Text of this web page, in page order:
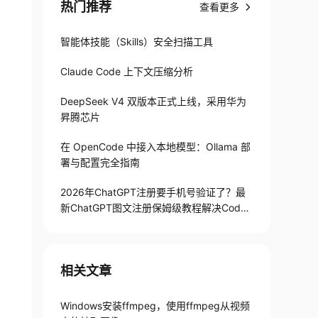
热门推荐 查看更多
智能体技能（Skills）安全扫描工具
Claude Code 上下文压缩分析
DeepSeek V4 双版本正式上线，采用华为
昇腾芯片
在 OpenCode 中接入本地模型：Ollama 部
署与配置完全指南
2026年ChatGPT注册要手机号验证了？最
新ChatGPT图文注册保姆级教程解决Codex
相关文章
Windows安装ffmpeg，使用ffmpeg从视频